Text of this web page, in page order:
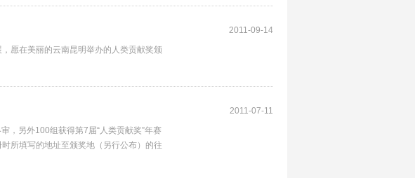
2011-09-14
愿在美丽的云南昆明举办的人类贡献奖颁
2011-07-11
，另外100组获得第7届“人类贡献奖”年赛
所填写的地址至颁奖地（另行公布）的往